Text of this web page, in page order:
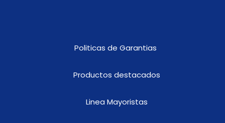
Politicas de Garantias
Productos destacados
Linea Mayoristas